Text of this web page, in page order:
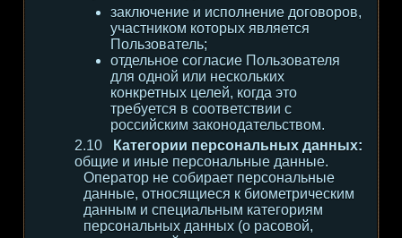
заключение и исполнение договоров,
участником которых является
Пользователь;
отдельное согласие Пользователя
для одной или нескольких
конкретных целей, когда это
требуется в соответствии с
российским законодательством.
Категории персональных данных:
общие и иные персональные данные.
Оператор не собирает персональные
данные, относящиеся к биометрическим
данным и специальным категориям
персональных данных (о расовой,